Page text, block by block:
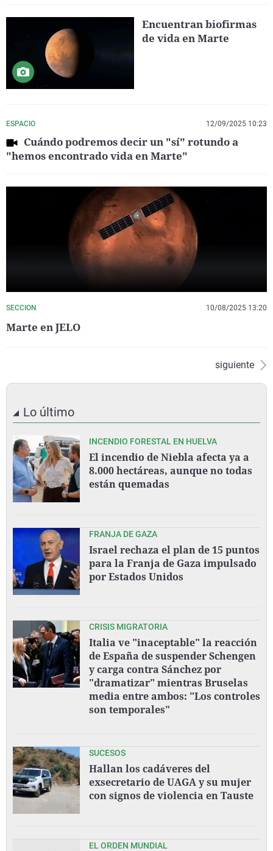
Encuentran biofirmas
de vida en Marte
ESPACIO 12/09/2025 10:23
Cuándo podremos decir un "sí" rotundo a
"hemos encontrado vida en Marte"
SECCION 10/08/2025 13:20
Marte en JELO
siguiente
Lo último
INCENDIO FORESTAL EN HUELVA
El incendio de Niebla afecta ya a
8.000 hectáreas, aunque no todas
están quemadas
FRANJA DE GAZA
Israel rechaza el plan de 15 puntos
para la Franja de Gaza impulsado
por Estados Unidos
CRISIS MIGRATORIA
Italia ve "inaceptable" la reacción
de España de suspender Schengen
y carga contra Sánchez por
"dramatizar" mientras Bruselas
media entre ambos: "Los controles
son temporales"
SUCESOS
Hallan los cadáveres del
exsecretario de UAGA y su mujer
con signos de violencia en Tauste
EL ORDEN MUNDIAL